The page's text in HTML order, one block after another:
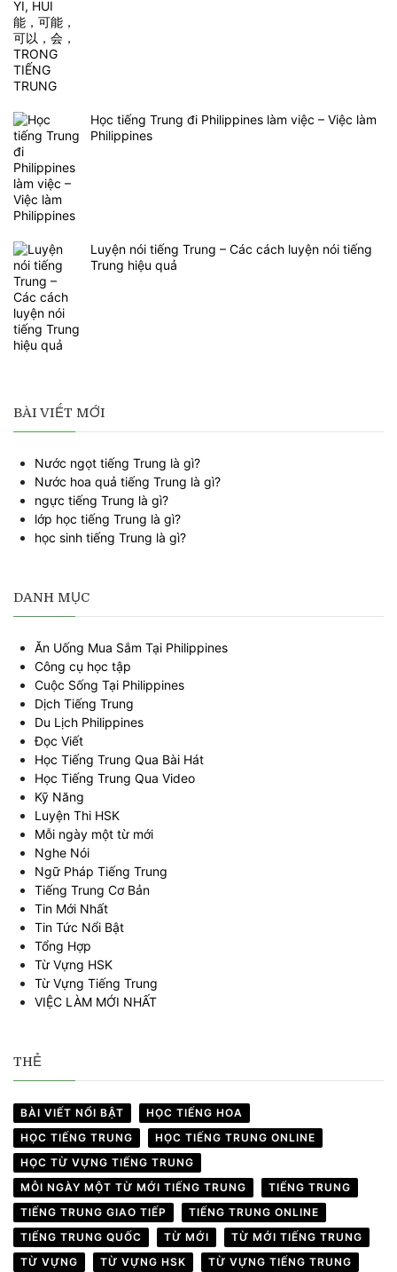
Học tiếng Trung đi Philippines làm việc – Việc làm
Philippines
Luyện nói tiếng Trung – Các cách luyện nói tiếng
Trung hiệu quả
BÀI VIẾT MỚI
Nước ngọt tiếng Trung là gì?
Nước hoa quả tiếng Trung là gì?
ngực tiếng Trung là gì?
lớp học tiếng Trung là gì?
học sinh tiếng Trung là gì?
DANH MỤC
Ăn Uống Mua Sắm Tại Philippines
Công cụ học tập
Cuộc Sống Tại Philippines
Dịch Tiếng Trung
Du Lịch Philippines
Đọc Viết
Học Tiếng Trung Qua Bài Hát
Học Tiếng Trung Qua Video
Kỹ Năng
Luyện Thi HSK
Mỗi ngày một từ mới
Nghe Nói
Ngữ Pháp Tiếng Trung
Tiếng Trung Cơ Bản
Tin Mới Nhất
Tin Tức Nổi Bật
Tổng Hợp
Từ Vựng HSK
Từ Vựng Tiếng Trung
VIỆC LÀM MỚI NHẤT
THẺ
BÀI VIẾT NỔI BẬT
HỌC TIẾNG HOA
HỌC TIẾNG TRUNG
HỌC TIẾNG TRUNG ONLINE
HỌC TỪ VỰNG TIẾNG TRUNG
MỖI NGÀY MỘT TỪ MỚI TIẾNG TRUNG
TIẾNG TRUNG
TIẾNG TRUNG GIAO TIẾP
TIẾNG TRUNG ONLINE
TIẾNG TRUNG QUỐC
TỪ MỚI
TỪ MỚI TIẾNG TRUNG
TỪ VỰNG
TỪ VỰNG HSK
TỪ VỰNG TIẾNG TRUNG